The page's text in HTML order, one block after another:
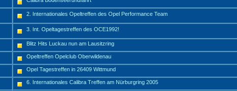
2. Internationales Opeltreffen des Opel Performance Team
3. Int. Opeltagestreffen des OCE1992!
Blitz Hits Luckau nun am Lausitzring
Opeltreffen Opelclub Oberwildenau
Opel Tagestreffen in 26409 Wittmund
6. Internationales Calibra Treffen am Nürburgring 2005